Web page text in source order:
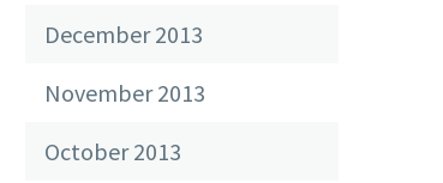
December 2013
November 2013
October 2013